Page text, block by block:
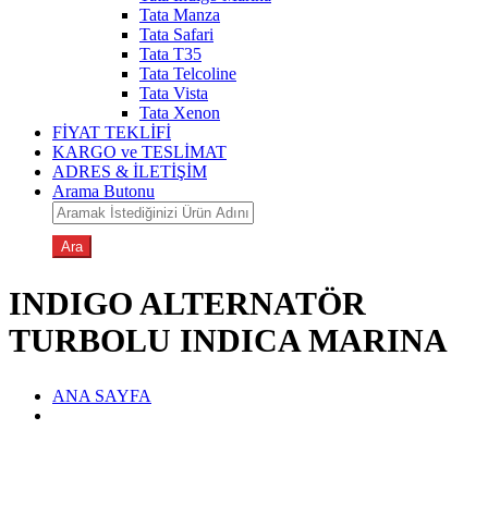
Tata Manza
Tata Safari
Tata T35
Tata Telcoline
Tata Vista
Tata Xenon
FİYAT TEKLİFİ
KARGO ve TESLİMAT
ADRES & İLETİŞİM
Arama Butonu
INDIGO ALTERNATÖR
TURBOLU INDICA MARINA
ANA SAYFA